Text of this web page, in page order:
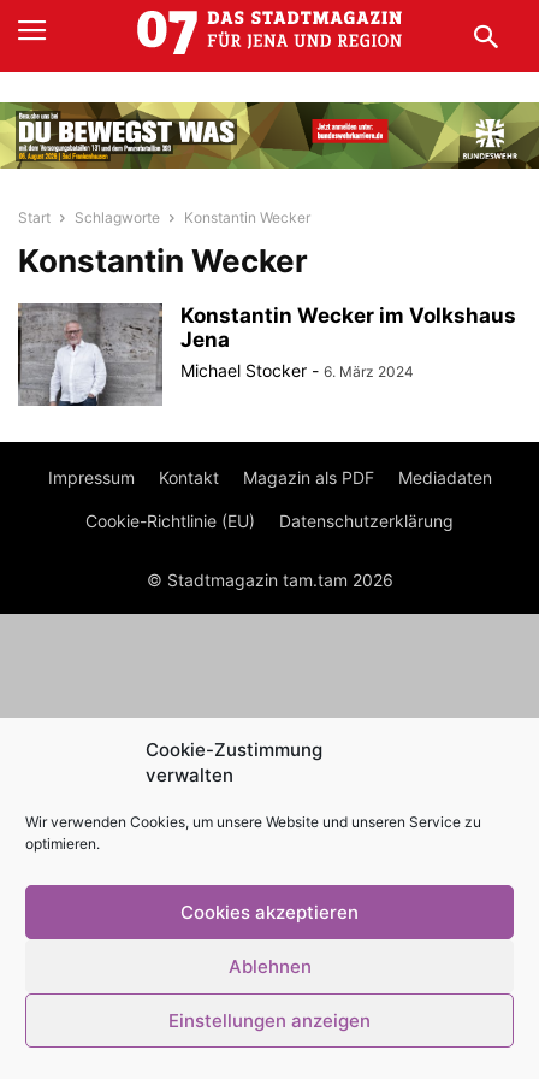
Cookie-Zustimmung
verwalten
Wir verwenden Cookies, um unsere Website und unseren Service zu
optimieren.
Cookies akzeptieren
Ablehnen
Einstellungen anzeigen
Start Schlagworte Konstantin Wecker
Konstantin Wecker
Konstantin Wecker im Volkshaus
Jena
Michael Stocker - 6. März 2024
Impressum Kontakt Magazin als PDF Mediadaten
Cookie-Richtlinie (EU) Datenschutzerklärung
© Stadtmagazin tam.tam 2026